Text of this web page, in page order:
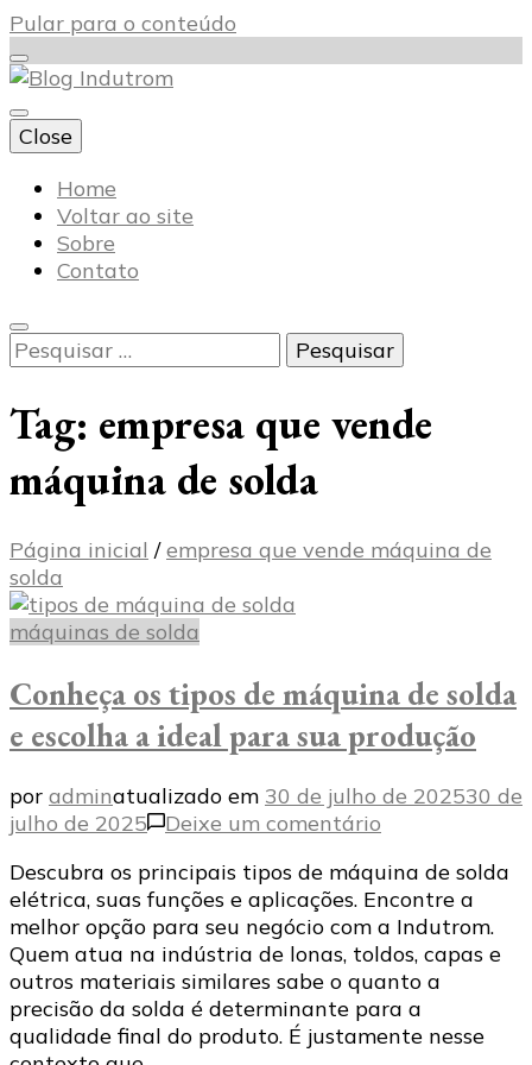
Pular para o conteúdo
Blog Indutrom
Close
Home
Voltar ao site
Sobre
Contato
Pesquisar
por:
Tag: empresa que vende
máquina de solda
Página inicial / empresa que vende máquina de
solda
máquinas de solda
Conheça os tipos de máquina de solda
e escolha a ideal para sua produção
por adminatualizado em 30 de julho de 202530 de
julho de 2025
Deixe um comentário
os
tipos
de
máquina
de
solda
e
Descubra os principais tipos de máquina de solda
elétrica, suas funções e aplicações. Encontre a
melhor opção para seu negócio com a Indutrom.
Quem atua na indústria de lonas, toldos, capas e
outros materiais similares sabe o quanto a
precisão da solda é determinante para a
qualidade final do produto. É justamente nesse